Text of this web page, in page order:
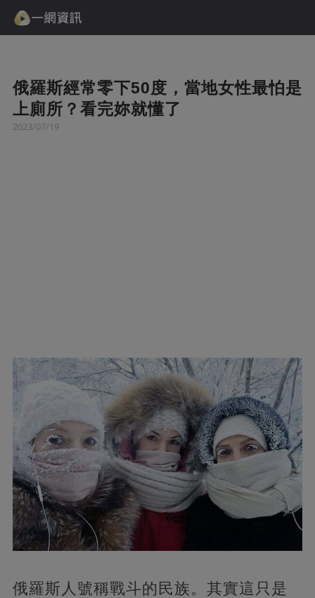
俄羅斯經常零下50度，當地女性最怕是
上廁所？看完妳就懂了
2023/07/19
俄羅斯人號稱戰斗的民族。其實這只是